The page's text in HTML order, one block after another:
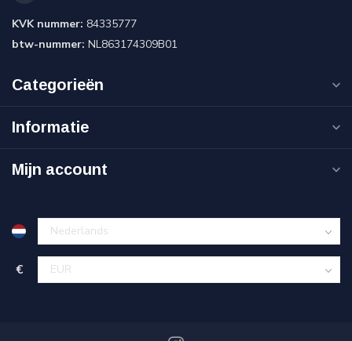
KVK nummer: 84335777
btw-nummer: NL863174309B01
Categorieën
Informatie
Mijn account
€